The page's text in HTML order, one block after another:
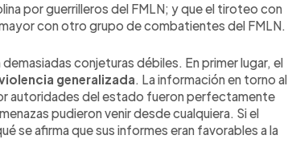
por guerrilleros del FMLN; y que el tiroteo con
con otro grupo de combatientes del FMLN.
conjeturas débiles. En primer lugar, el
generalizada. La información en torno al
autoridades del estado fueron perfectamente
pudieron venir desde cualquiera. Si el
se afirma que sus informes eran favorables a la